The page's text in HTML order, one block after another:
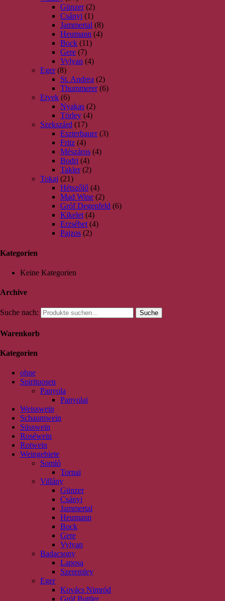
Günzer (2)
Csányi (1)
Jammertal (8)
Heumann (4)
Bock (11)
Gere (7)
Vylyan (4)
Eger (8)
St. Andrea (2)
Thummerer (6)
Etyek (6)
Nyakas (2)
Törley (4)
Szekszárd (17)
Eszterbauer (3)
Fritz (4)
Mészáros (4)
Bodri (4)
Takler (2)
Tokaj (21)
Hétszőlő (4)
Mad Wine (2)
Gróf Degenfeld (6)
Kikelet (4)
Erzsébet (4)
Pajzos (2)
Kategorien
Keine Kategorien
Archive
Suche nach: Suche
Warenkorb
Kategorien
ohne
Spirituosen
Panyola
Panyolai
Weisswein
Schaumwein
Süsswein
Roséwein
Rotwein
Weingebiete
Somló
Tornai
Villány
Günzer
Csányi
Jammertal
Heumann
Bock
Gere
Vylyan
Badacsony
Laposa
Szeremley
Eger
Kovács Nimród
Gróf Buttler